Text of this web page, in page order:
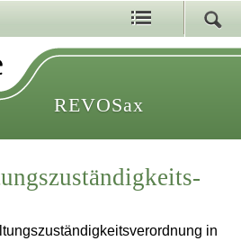
REVOSax
in